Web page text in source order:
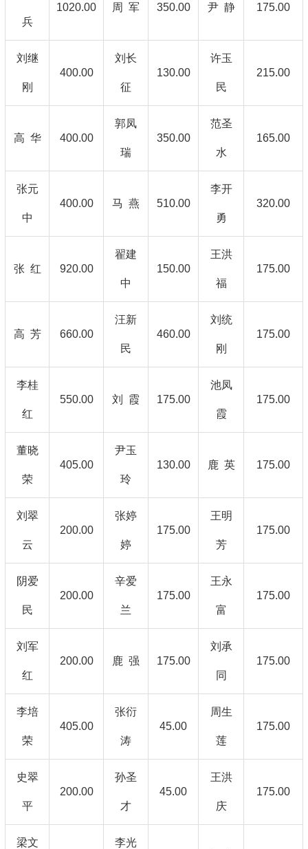
兵
1020.00 周 军 350.00 尹 静 175.00
刘继
刚
400.00
刘长
征
130.00
许玉
民
215.00
高 华 400.00
郭凤
瑞
350.00
范圣
水
165.00
张元
中
400.00 马 燕 510.00
李开
勇
320.00
张 红 920.00
翟建
中
150.00
王洪
福
175.00
高 芳 660.00
汪新
民
460.00
刘统
刚
175.00
李桂
红
550.00 刘 霞 175.00
池凤
霞
175.00
董晓
荣
405.00
尹玉
玲
130.00 鹿 英 175.00
刘翠
云
200.00
张婷
婷
175.00
王明
芳
175.00
阴爱
民
200.00
辛爱
兰
175.00
王永
富
175.00
刘军
红
200.00 鹿 强 175.00
刘承
同
175.00
李培
荣
405.00
张衍
涛
45.00
周生
莲
175.00
史翠
平
200.00
孙圣
才
45.00
王洪
庆
175.00
梁文 李光